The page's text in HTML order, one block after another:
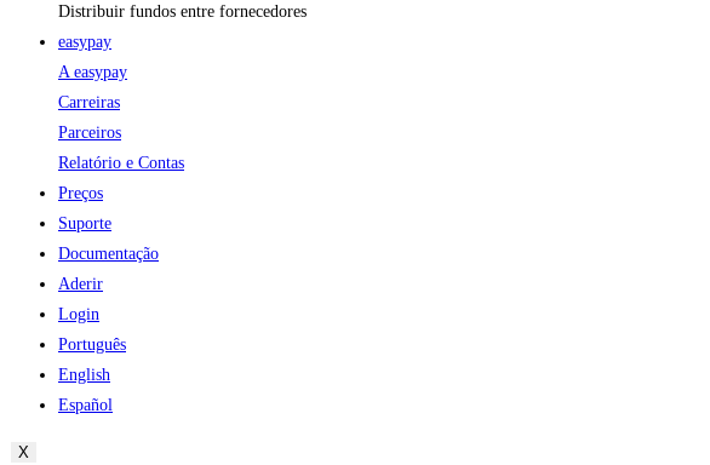
Distribuir fundos entre fornecedores
easypay
A easypay
Carreiras
Parceiros
Relatório e Contas
Preços
Suporte
Documentação
Aderir
Login
Português
English
Español
X